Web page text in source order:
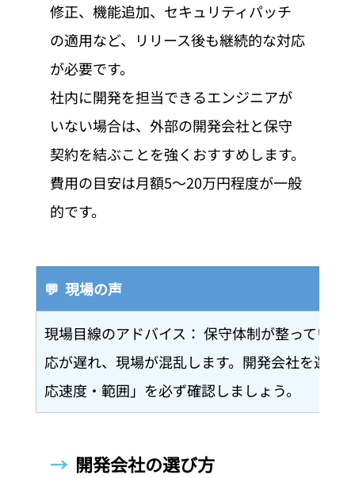
修正、機能追加、セキュリティパッチ
の適用など、リリース後も継続的な対応
が必要です。
社内に開発を担当できるエンジニアが
いない場合は、外部の開発会社と保守
契約を結ぶことを強くおすすめします。
費用の目安は月額5〜20万円程度が一般
的です。
💬  現場の声
現場目線のアドバイス： 保守体制が整っていな
応が遅れ、現場が混乱します。開発会社を選ぶ
応速度・範囲」を必ず確認しましょう。
→ 開発会社の選び方